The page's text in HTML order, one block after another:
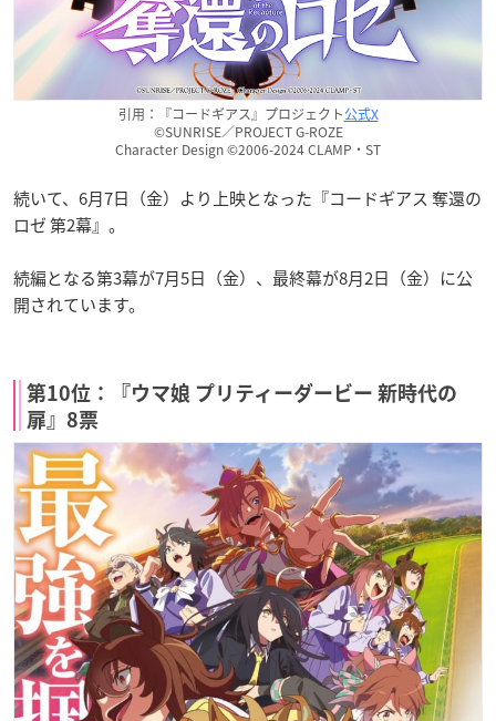
引用：『コードギアス』プロジェクト公式X
©SUNRISE／PROJECT G-ROZE
Character Design ©2006-2024 CLAMP・ST
続いて、6月7日（金）より上映となった『コードギアス 奪還の
ロゼ 第2幕』。
続編となる第3幕が7月5日（金）、最終幕が8月2日（金）に公
開されています。
第10位：『ウマ娘 プリティーダービー 新時代の
扉』8票